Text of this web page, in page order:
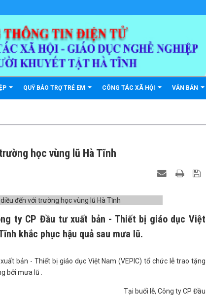
QUỸ BẢO TRỢ TRẺ EM CÔNG TÁC XÃ HỘI VĂN BẢN
học vùng lũ Hà Tĩnh
ty CP Đầu tư xuất bản - Thiết bị giáo dục Việt
khắc phục hậu quả sau mưa lũ.
bản - Thiết bị giáo dục Việt Nam (VEPIC) tổ chức lễ trao tặng
bởi mưa lũ .
Tại buổi lễ, Công ty CP Đầu